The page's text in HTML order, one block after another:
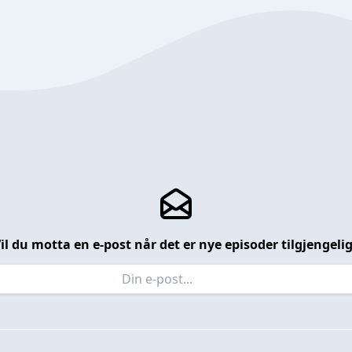
du motta en e-post når det er nye episoder